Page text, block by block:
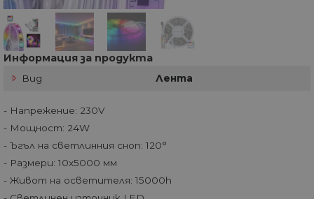
Информация за продукта
Вид Лента
- Напрежение: 230V
- Мощност: 24W
- Ъгъл на светлинния сноп: 120°
- Размери: 10x5000 мм
- Живот на осветителя: 15000h